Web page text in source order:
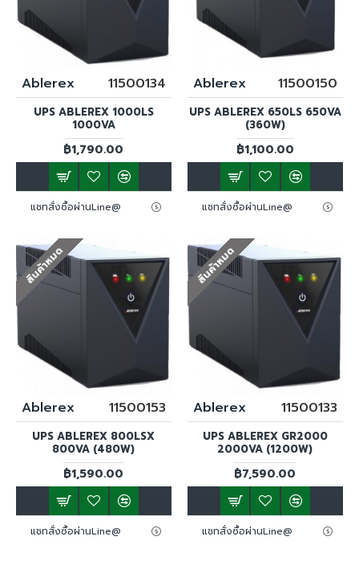
Ablerex 11500134
UPS ABLEREX 1000LS
1000VA
฿1,790.00
แชทสั่งซื้อผ่านLine@
Ablerex 11500150
UPS ABLEREX 650LS 650VA
(360W)
฿1,100.00
แชทสั่งซื้อผ่านLine@
สินค้าหมด
Ablerex 11500153
UPS ABLEREX 800LSX
800VA (480W)
฿1,590.00
แชทสั่งซื้อผ่านLine@
สินค้าหมด
Ablerex 11500133
UPS ABLEREX GR2000
2000VA (1200W)
฿7,590.00
แชทสั่งซื้อผ่านLine@